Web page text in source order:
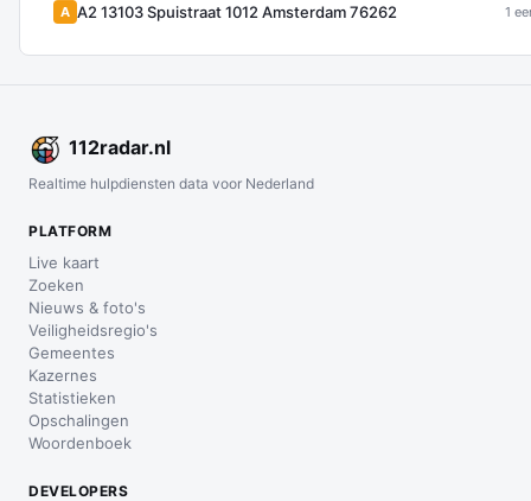
A A2 13103 Spuistraat 1012 Amsterdam 76262 1
112radar.nl
Realtime hulpdiensten data voor Nederland
PLATFORM
Live kaart
Zoeken
Nieuws & foto's
Veiligheidsregio's
Gemeentes
Kazernes
Statistieken
Opschalingen
Woordenboek
DEVELOPERS